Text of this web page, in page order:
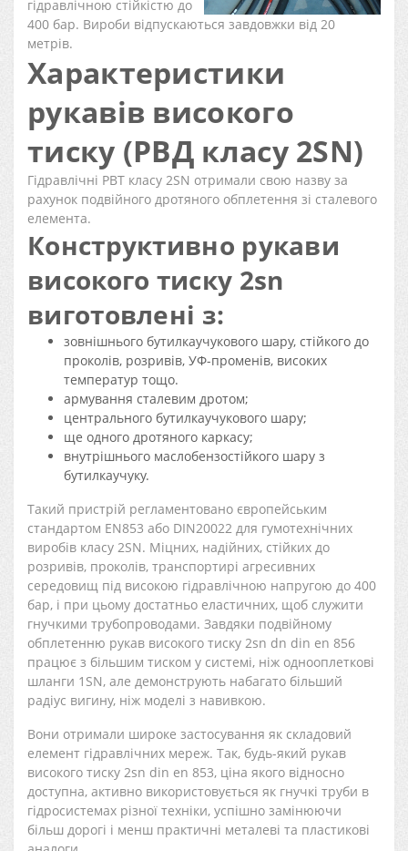
гідравлічною стійкістю до
400 бар. Вироби відпускаються завдовжки від 20
метрів.
Характеристики
рукавів високого
тиску (РВД класу 2SN)
Гідравлічні РВТ класу 2SN отримали свою назву за
рахунок подвійного дротяного обплетення зі сталевого
елемента.
Конструктивно рукави
високого тиску 2sn
виготовлені з:
зовнішнього бутилкаучукового шару, стійкого до
проколів, розривів, УФ-променів, високих
температур тощо.
армування сталевим дротом;
центрального бутилкаучукового шару;
ще одного дротяного каркасу;
внутрішнього маслобензостійкого шару з
бутилкаучуку.
Такий пристрій регламентовано європейським
стандартом EN853 або DIN20022 для гумотехнічних
виробів класу 2SN. Міцних, надійних, стійких до
розривів, проколів, транспортирі агресивних
середовищ під високою гідравлічною напругою до 400
бар, і при цьому достатньо еластичних, щоб служити
гнучкими трубопроводами. Завдяки подвійному
обплетенню рукав високого тиску 2sn dn din en 856
працює з більшим тиском у системі, ніж однооплеткові
шланги 1SN, але демонструють набагато більший
радіус вигину, ніж моделі з навивкою.
Вони отримали широке застосування як складовий
елемент гідравлічних мереж. Так, будь-який рукав
високого тиску 2sn din en 853, ціна якого відносно
доступна, активно використовується як гнучкі труби в
гідросистемах різної техніки, успішно замінюючи
більш дорогі і менш практичні металеві та пластикові